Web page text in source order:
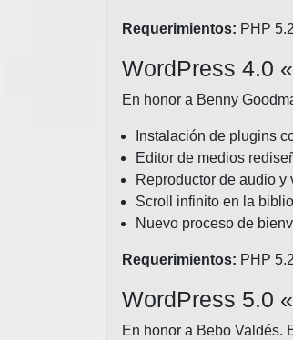
Requerimientos: PHP
WordPress 4.0
En honor a Benny
Instalación de plugins
Editor de medios
Reproductor de audio y
Scroll infinito en la
Nuevo proceso de
Requerimientos: PHP
WordPress 5.0
En honor a Bebo Valdés.